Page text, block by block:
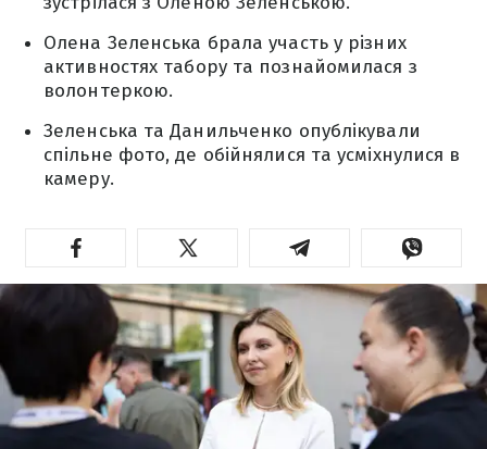
Олена Зеленська брала участь у різних
активностях табору та познайомилася з
волонтеркою.
Зеленська та Данильченко опублікували
спільне фото, де обійнялися та усміхнулися в
камеру.